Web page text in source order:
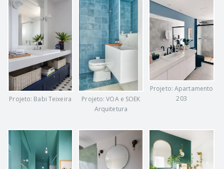
Projeto: Babi Teixeira
Projeto: VOA e SOEK
Arquitetura
Projeto: Apartamento
203